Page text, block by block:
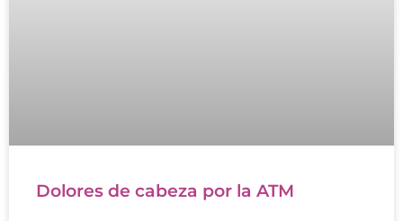
Dolores de cabeza por la ATM